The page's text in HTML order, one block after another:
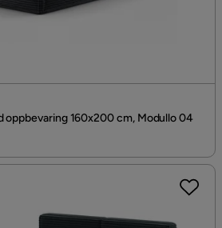
oppbevaring 160x200 cm, Modullo 04